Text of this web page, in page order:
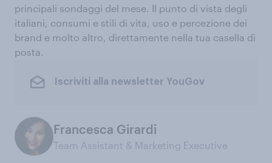
principali sondaggi del mese. Il punto di vista degli
italiani, consumi e stili di vita, uso e percezione dei
brand e molto altro, direttamente nella tua casella di
posta.
Iscriviti alla newsletter YouGov
Francesca Girardi
Team Assistant & Marketing Executive